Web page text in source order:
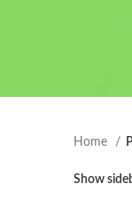
Home
Show